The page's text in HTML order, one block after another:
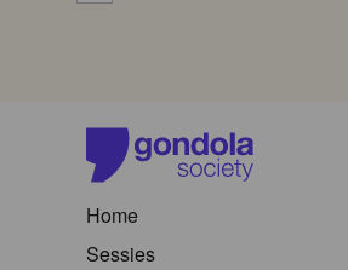
Home
Sessies